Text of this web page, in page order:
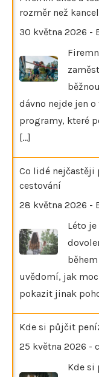
rozměr než
30 května 2026 -
dávno nejde jen
programy, které
[...]
Co lidé
cestování
28 května 2026 -
Léto
uvědomí, jak
pokazit jinak
Kde si půjčit
25 května 2026 -
Kde si